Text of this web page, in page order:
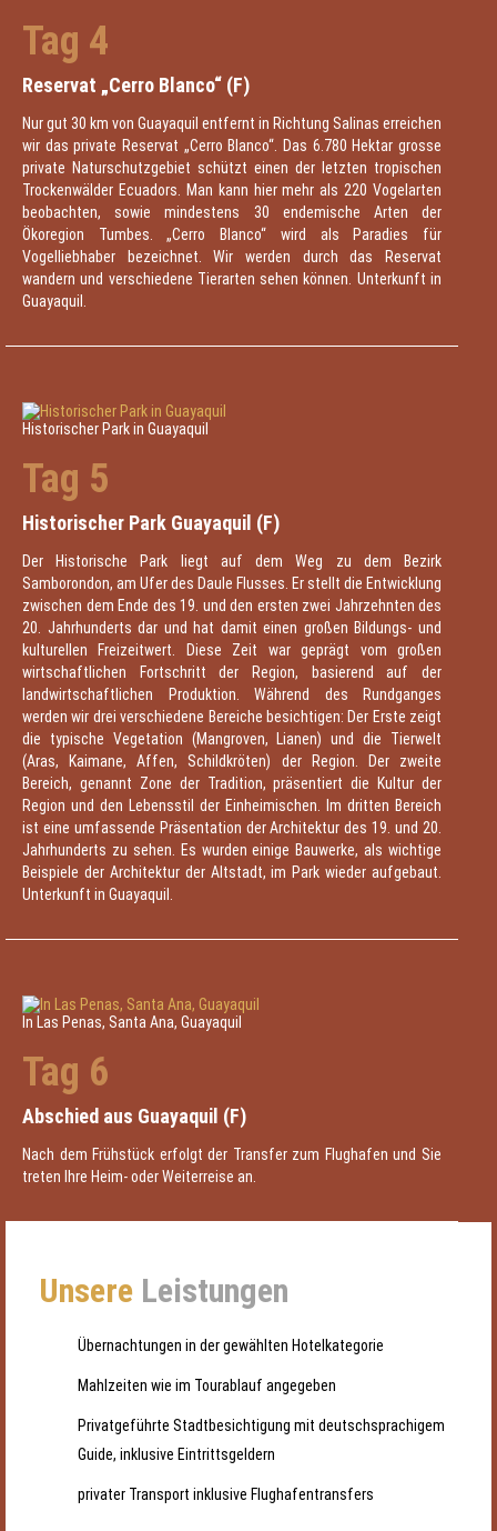
Tag 4
Reservat „Cerro Blanco“ (F)
Nur gut 30 km von Guayaquil entfernt in Richtung Salinas erreichen
wir das private Reservat „Cerro Blanco“. Das 6.780 Hektar grosse
private Naturschutzgebiet schützt einen der letzten tropischen
Trockenwälder Ecuadors. Man kann hier mehr als 220 Vogelarten
beobachten, sowie mindestens 30 endemische Arten der
Ökoregion Tumbes. „Cerro Blanco“ wird als Paradies für
Vogelliebhaber bezeichnet. Wir werden durch das Reservat
wandern und verschiedene Tierarten sehen können. Unterkunft in
Guayaquil.
Historischer Park in Guayaquil
Tag 5
Historischer Park Guayaquil (F)
Der Historische Park liegt auf dem Weg zu dem Bezirk
Samborondon, am Ufer des Daule Flusses. Er stellt die Entwicklung
zwischen dem Ende des 19. und den ersten zwei Jahrzehnten des
20. Jahrhunderts dar und hat damit einen großen Bildungs- und
kulturellen Freizeitwert. Diese Zeit war geprägt vom großen
wirtschaftlichen Fortschritt der Region, basierend auf der
landwirtschaftlichen Produktion. Während des Rundganges
werden wir drei verschiedene Bereiche besichtigen: Der Erste zeigt
die typische Vegetation (Mangroven, Lianen) und die Tierwelt
(Aras, Kaimane, Affen, Schildkröten) der Region. Der zweite
Bereich, genannt Zone der Tradition, präsentiert die Kultur der
Region und den Lebensstil der Einheimischen. Im dritten Bereich
ist eine umfassende Präsentation der Architektur des 19. und 20.
Jahrhunderts zu sehen. Es wurden einige Bauwerke, als wichtige
Beispiele der Architektur der Altstadt, im Park wieder aufgebaut.
Unterkunft in Guayaquil.
In Las Penas, Santa Ana, Guayaquil
Tag 6
Abschied aus Guayaquil (F)
Nach dem Frühstück erfolgt der Transfer zum Flughafen und Sie
treten Ihre Heim- oder Weiterreise an.
Unsere Leistungen
Übernachtungen in der gewählten Hotelkategorie
Mahlzeiten wie im Tourablauf angegeben
Privatgeführte Stadtbesichtigung mit deutschsprachigem
Guide, inklusive Eintrittsgeldern
privater Transport inklusive Flughafentransfers